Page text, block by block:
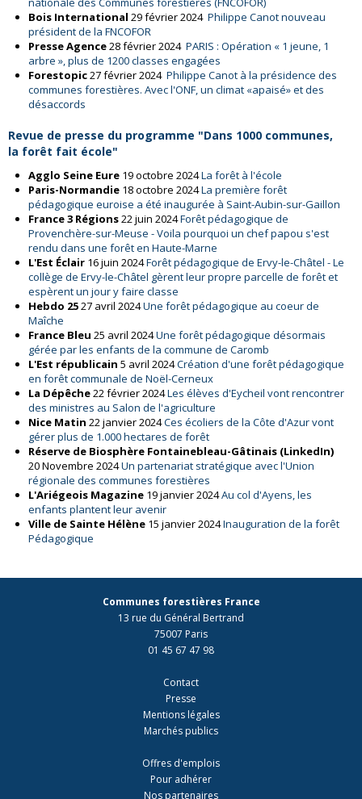
Bois International 29 février 2024 Philippe Canot nouveau
président de la FNCOFOR
Presse Agence28 février 2024 PARIS : Opération « 1 jeune, 1
arbre », plus de 1200 classes engagées
Forestopic27 février 2024 Philippe Canot à la présidence des
communes forestières. Avec l'ONF, un climat «apaisé» et des
désaccords
Revue de presse du programme "Dans 1000 communes,
la forêt fait école"
Agglo Seine Eure 19 octobre 2024La forêt à l'école
Paris-Normandie 18 octobre 2024La première forêt
pédagogique euroise a été inaugurée à Saint-Aubin-sur-Gaillon
France 3 Régions22 juin 2024Forêt pédagogique de
Provenchère-sur-Meuse - Voila pourquoi un chef papou s'est
rendu dans une forêt en Haute-Marne
L'Est Éclair 16 juin 2024Forêt pédagogique de Ervy-le-Châtel - Le
collège de Ervy-le-Châtel gèrent leur propre parcelle de forêt et
espèrent un jour y faire classe
Hebdo 2527 avril 2024Une forêt pédagogique au coeur de
Maîche
France Bleu 25 avril 2024Une forêt pédagogique désormais
gérée par les enfants de la commune de Caromb
L'Est républicain 5 avril 2024Création d'une forêt pédagogique
en forêt communale de Noël-Cerneux
La Dépêche22 février 2024Les élèves d'Eycheil vont rencontrer
des ministres au Salon de l'agriculture
Nice Matin 22 janvier 2024Ces écoliers de la Côte d'Azur vont
gérer plus de 1.000 hectares de forêt
Réserve de Biosphère Fontainebleau-Gâtinais (LinkedIn)
20Novembre 2024Un partenariat stratégique avec l'Union
régionale des communes forestières
L'Ariégeois Magazine 19 janvier 2024Au col d'Ayens, les
enfants plantent leur avenir
Ville de Sainte Hélène 15 janvier 2024Inauguration de la forêt
Pédagogique
Communes forestières France
13 rue du Général Bertrand
75007 Paris
01 45 67 47 98
Contact
Presse
Mentions légales
Marchés publics
Offres d'emplois
Pour adhérer
Nos partenaires